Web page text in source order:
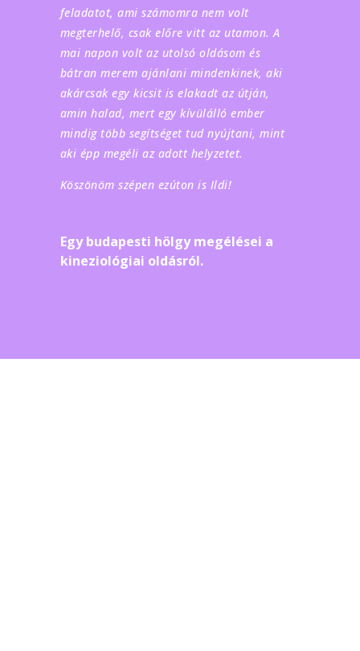
feladatot, ami számomra nem volt
megterhelő, csak előre vitt az utamon. A
mai napon volt az utolsó oldásom és
bátran merem ajánlani mindenkinek, aki
akárcsak egy kicsit is elakadt az útján,
amin halad, mert egy kívülálló ember
mindig több segítséget tud nyújtani, mint
aki épp megéli az adott helyzetet.
Köszönöm szépen ezúton is Ildi!
Egy budapesti hölgy megélései a
kineziológiai oldásról.